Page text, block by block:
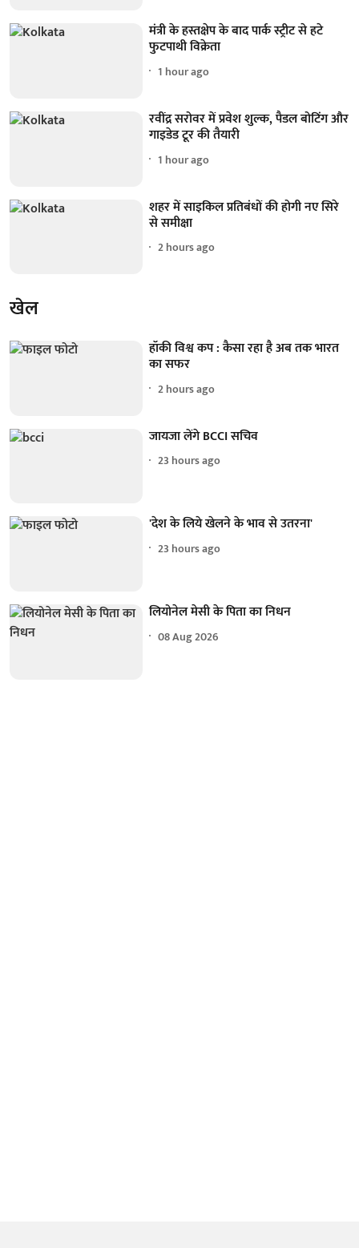
मंत्री के हस्तक्षेप के बाद पार्क स्ट्रीट से हटे
फुटपाथी विक्रेता
1 hour ago
रवींद्र सरोवर में प्रवेश शुल्क, पैडल बोटिंग और
गाइडेड टूर की तैयारी
1 hour ago
शहर में साइकिल प्रतिबंधों की होगी नए सिरे
से समीक्षा
2 hours ago
खेल
हॉकी विश्व कप : कैसा रहा है अब तक भारत
का सफर
2 hours ago
जायजा लेंगे BCCI सचिव
23 hours ago
'देश के लिये खेलने के भाव से उतरना'
23 hours ago
लियोनेल मेसी के पिता का निधन
08 Aug 2026